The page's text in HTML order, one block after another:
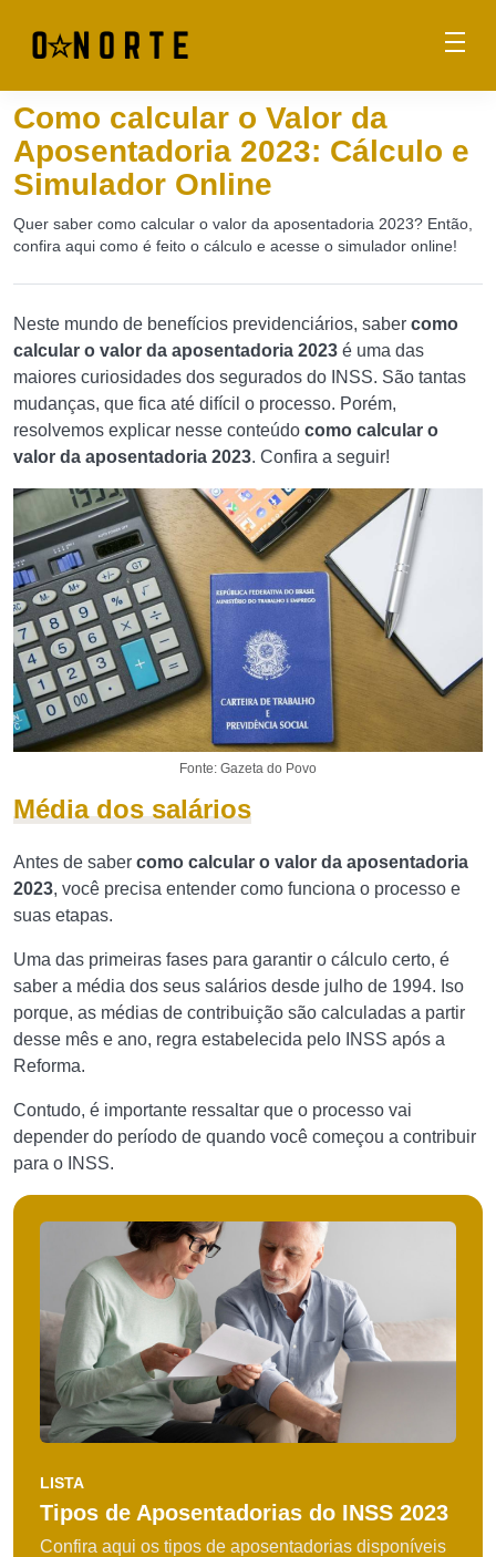
Como calcular o Valor da
Aposentadoria 2023: Cálculo e
Simulador Online
Quer saber como calcular o valor da aposentadoria 2023? Então,
confira aqui como é feito o cálculo e acesse o simulador online!
Neste mundo de benefícios previdenciários, saber como
calcular o valor da aposentadoria 2023 é uma das
maiores curiosidades dos segurados do INSS. São tantas
mudanças, que fica até difícil o processo. Porém,
resolvemos explicar nesse conteúdo como calcular o
valor da aposentadoria 2023. Confira a seguir!
Fonte: Gazeta do Povo
Média dos salários
Antes de saber como calcular o valor da aposentadoria
2023, você precisa entender como funciona o processo e
suas etapas.
Uma das primeiras fases para garantir o cálculo certo, é
saber a média dos seus salários desde julho de 1994. Iso
porque, as médias de contribuição são calculadas a partir
desse mês e ano, regra estabelecida pelo INSS após a
Reforma.
Contudo, é importante ressaltar que o processo vai
depender do período de quando você começou a contribuir
para o INSS.
LISTA
Tipos de Aposentadorias do INSS 2023
Confira aqui os tipos de aposentadorias disponíveis